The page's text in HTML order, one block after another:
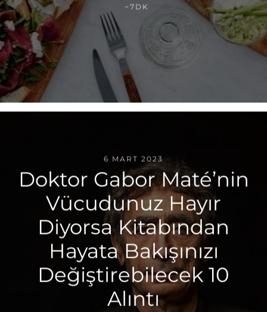
~7DK
6 MART 2023
Doktor Gabor Maté’nin
Vücudunuz Hayır
Diyorsa Kitabından
Hayata Bakışınızı
Değiştirebilecek 10
Alıntı